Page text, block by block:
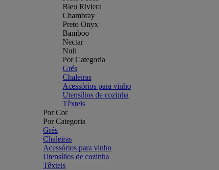
Bleu Riviera
Chambray
Preto Onyx
Bamboo
Nectar
Nuit
Por Categoria
Grés
Chaleiras
Acessórios para vinho
Utensílios de cozinha
Têxteis
Por Cor
Por Categoria
Grés
Chaleiras
Acessórios para vinho
Utensílios de cozinha
Têxteis